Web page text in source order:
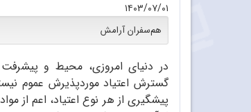
۱۴۰۳/۰۷/۰۱
هم‌سفران آرامش
در دنیای امروزی، محیط و پیشرفت
گسترش اعتیاد موردپذیرش عموم
پیشگیری از هر نوع اعتیاد، اعم از